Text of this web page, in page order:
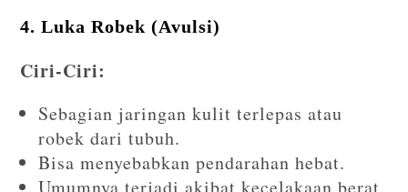
4. Luka Robek (Avulsi)
Ciri-Ciri:
Sebagian jaringan kulit terlepas atau
robek dari tubuh.
Bisa menyebabkan pendarahan hebat.
Umumnya terjadi akibat kecelakaan berat.